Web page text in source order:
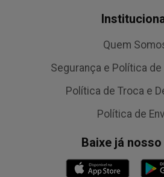
Quem
Segurança e Política
Política de Troca e
Política de
Baixe já nosso